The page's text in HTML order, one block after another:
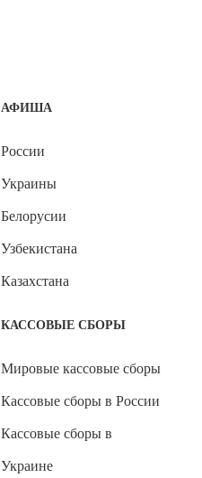
АФИША
России
Украины
Белорусии
Узбекистана
Казахстана
КАССОВЫЕ СБОРЫ
Мировые кассовые сборы
Кассовые сборы в России
Кассовые сборы в
Украине